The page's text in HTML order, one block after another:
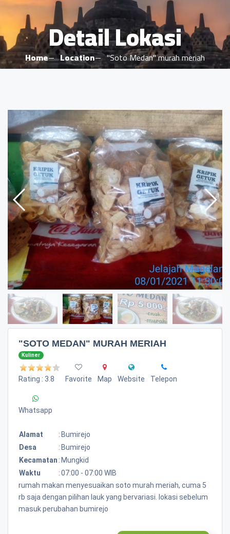
Detail Lokasi
Home Location "Soto Medan" murah meriah
"SOTO MEDAN" MURAH MERIAH
Kuliner
Rating : 3.8 Favorite Map Website Telepon
Whatsapp
Alamat : Bumirejo
Desa
: Bumirejo
Kecamatan : Mungkid
Waktu
:07:00 - 07:00 WIB
rumah makan menyesuaikan soto murah meriah, cuma 5
rb saja dengan pilihan lauk yang bervariasi. lokasi sebelum
masuk perubahan bumirejo